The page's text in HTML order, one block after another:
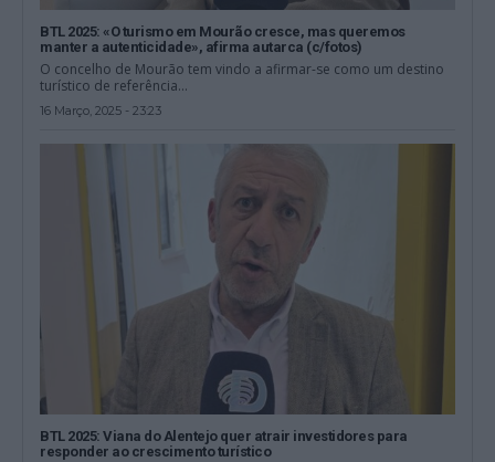
BTL 2025: «O turismo em Mourão cresce, mas queremos
manter a autenticidade», afirma autarca (c/fotos)
O concelho de Mourão tem vindo a afirmar-se como um destino
turístico de referência...
16 Março, 2025 - 23:23
BTL 2025: Viana do Alentejo quer atrair investidores para
responder ao crescimento turístico